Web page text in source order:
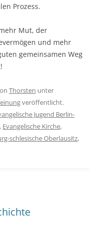
Prozess.
Mut, der
und mehr
gemeinsamen Weg
Thorsten unter
veröffentlicht.
Jugend Berlin-
, Evangelische Kirche,
schlesische Oberlausitz,